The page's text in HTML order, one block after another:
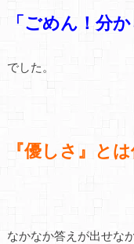
「ごめん！分
でした。
『優しさ』と
なかなか答えが出せな